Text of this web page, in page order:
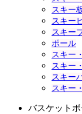
スキー
スキー
スキー
ポール
スキー
スキー
スキー
スキー
バスケット